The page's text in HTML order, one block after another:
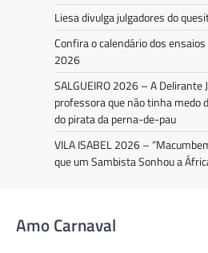
Liesa divulga julgadores do
Confira o calendário dos
2026
SALGUEIRO 2026 – A Delirante
professora que não tinha medo
do pirata da perna-de-pau
VILA ISABEL 2026 –
que um Sambista Sonhou a
Amo Carnaval